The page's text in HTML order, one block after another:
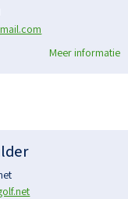
Meer informatie